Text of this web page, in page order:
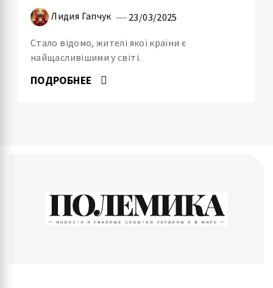
Лидия Гапчук 23/03/2025
Стало відомо, жителі якої країни є
найщасливішими у світі.
ПОДРОБНЕЕ